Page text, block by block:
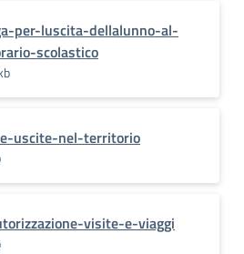
per-luscita-dellalunno-al-
scolastico
uscite-nel-territorio
visite-e-viaggi